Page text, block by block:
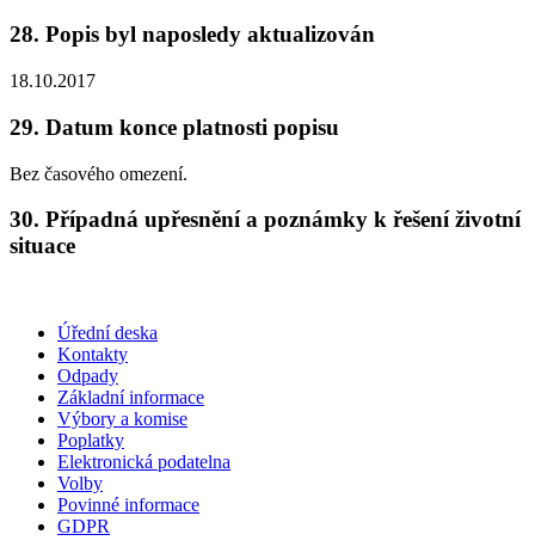
28. Popis byl naposledy aktualizován
18.10.2017
29. Datum konce platnosti popisu
Bez časového omezení.
30. Případná upřesnění a poznámky k řešení životní
situace
Úřední deska
Kontakty
Odpady
Základní informace
Výbory a komise
Poplatky
Elektronická podatelna
Volby
Povinné informace
GDPR